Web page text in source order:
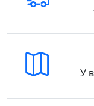
У